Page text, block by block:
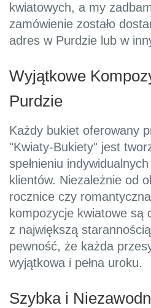
kwiatowych, a my
zamówienie zostało
adres w Purdzie lub w
Wyjątkowe
Purdzie
Każdy bukiet oferowany
"Kwiaty-Bukiety" jest
spełnieniu
klientów. Niezależnie od
rocznice czy
kompozycje kwiatowe są
z największą
pewność, że każda
wyjątkowa i pełna uroku.
Szybka i